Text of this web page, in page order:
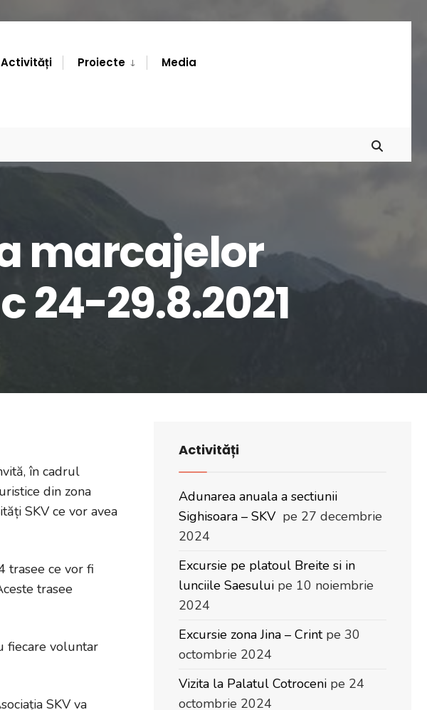
Activități Proiecte Media
marcajelor
24-29.8.2021
în cadrul
din zona
SKV ce vor avea
trasee ce vor fi
trasee
fiecare voluntar
SKV va
Activități
Adunarea anuala a sectiunii
Sighisoara – SKV pe 27 decembrie
2024
Excursie pe platoul Breite si in
lunciile Saesului pe 10 noiembrie
2024
Excursie zona Jina – Crintpe 30
octombrie 2024
Vizita la Palatul Cotroceni pe 24
octombrie 2024